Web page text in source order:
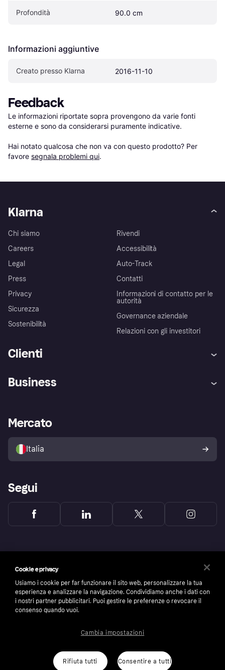
Profondità 90.0 cm
Informazioni aggiuntive
Creato presso Klarna 2016-11-10
Feedback
Le informazioni riportate sopra provengono da varie fonti
esterne e sono da considerarsi puramente indicative.
Hai notato qualcosa che non va con questo prodotto? Per
favore segnala problemi qui.
Klarna
Chi siamo
Careers
Legal
Press
Privacy
Sicurezza
Sostenibilità
Rivendi
Accessibilità
Auto-Track
Contatti
Informazioni di contatto per le
autorità
Governance aziendale
Relazioni con gli investitori
Clienti
Assistenza
Esplora i negozi
Politica di protezione
dell'acquirente Klarna
Business
Accesso aziende
Mercato
Italia
Segui
number: 556737-0431
Cookie e privacy
Usiamo i cookie per far funzionare il sito web, personalizzare la tua
esperienza e analizzare la navigazione. Condividiamo anche i dati con
i nostri partner pubblicitari. Puoi gestire le preferenze o revocare il
consenso quando vuoi.
Rifiuta tutti Consentire a tutti
Cambia impostazioni